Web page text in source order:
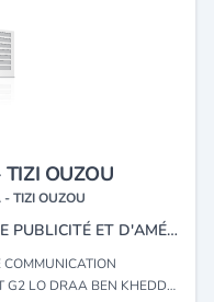
TIZI OUZOU
TIZI OUZOU
AGENCE DE COMMUNICATION, DE PUBLICITÉ ET D'AMÉNAGEMENT.
COMMUNICATION
BEN KHEDDA - TIZI OUZOU